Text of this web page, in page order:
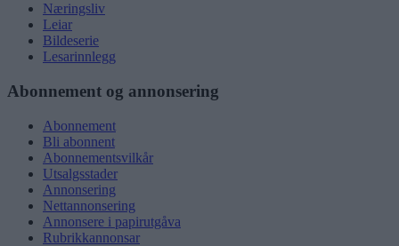
Næringsliv
Leiar
Bildeserie
Lesarinnlegg
Abonnement og annonsering
Abonnement
Bli abonnent
Abonnementsvilkår
Utsalgsstader
Annonsering
Nettannonsering
Annonsere i papirutgåva
Rubrikkannonsar